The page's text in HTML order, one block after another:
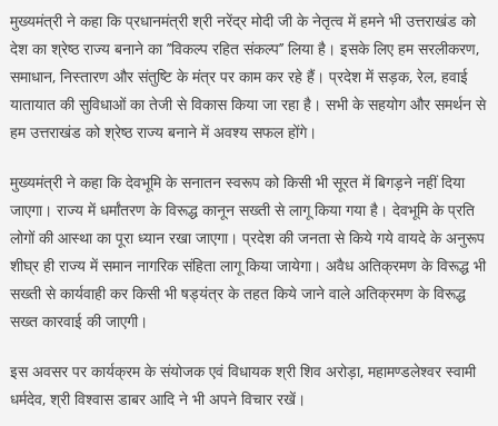
मुख्यमंत्री ने कहा कि प्रधानमंत्री श्री नरेंद्र मोदी जी के नेतृत्व में हमने भी उत्तराखंड को
देश का श्रेष्ठ राज्य बनाने का ’’विकल्प रहित संकल्प’’ लिया है। इसके लिए हम सरलीकरण,
समाधान, निस्तारण और संतुष्टि के मंत्र पर काम कर रहे हैं। प्रदेश में सड़क, रेल, हवाई
यातायात की सुविधाओं का तेजी से विकास किया जा रहा है। सभी के सहयोग और समर्थन से
हम उत्तराखंड को श्रेष्ठ राज्य बनाने में अवश्य सफल होंगे।
मुख्यमंत्री ने कहा कि देवभूमि के सनातन स्वरूप को किसी भी सूरत में बिगड़ने नहीं दिया
जाएगा। राज्य में धर्मांतरण के विरूद्ध कानून सख्ती से लागू किया गया है। देवभूमि के प्रति
लोगों की आस्था का पूरा ध्यान रखा जाएगा। प्रदेश की जनता से किये गये वायदे के अनुरूप
शीघ्र ही राज्य में समान नागरिक संहिता लागू किया जायेगा। अवैध अतिक्रमण के विरूद्ध भी
सख्ती से कार्यवाही कर किसी भी षड्यंत्र के तहत किये जाने वाले अतिक्रमण के विरूद्ध
सख्त कारवाई की जाएगी।
इस अवसर पर कार्यक्रम के संयोजक एवं विधायक श्री शिव अरोड़ा, महामण्डलेश्वर स्वामी
धर्मदेव, श्री विश्वास डाबर आदि ने भी अपने विचार रखें।